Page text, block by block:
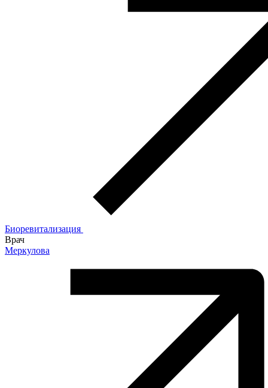
Биоревитализация
Врач
Меркулова